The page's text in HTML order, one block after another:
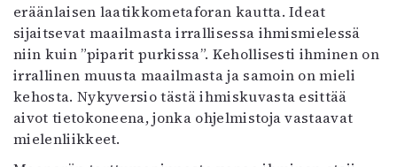
eräänlaisen laatikkometaforan kautta. Ideat
sijaitsevat maailmasta irrallisessa ihmismielessä
niin kuin ”piparit purkissa”. Kehollisesti ihminen on
irrallinen muusta maailmasta ja samoin on mieli
kehosta. Nykyversio tästä ihmiskuvasta esittää
aivot tietokoneena, jonka ohjelmistoja vastaavat
mielenliikkeet.